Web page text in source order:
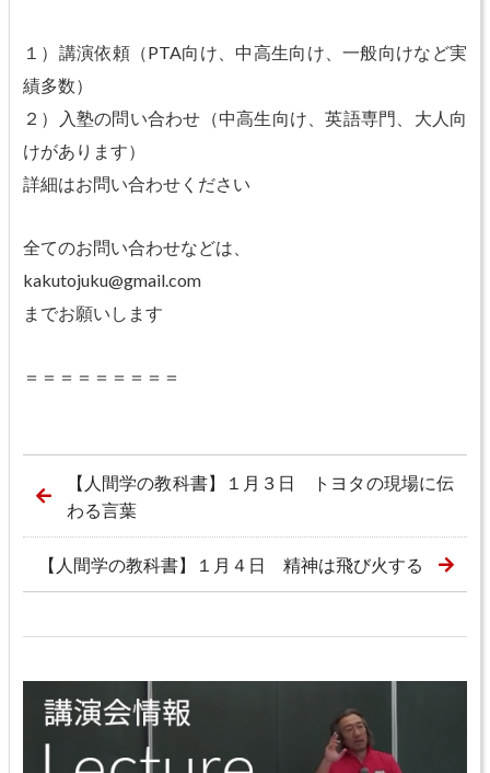
１）講演依頼（PTA向け、中高生向け、一般向けなど実
績多数）
２）入塾の問い合わせ（中高生向け、英語専門、大人向
けがあります）
詳細はお問い合わせください
全てのお問い合わせなどは、
kakutojuku@gmail.com
までお願いします
＝＝＝＝＝＝＝＝＝
【人間学の教科書】１月３日 トヨタの現場に伝
わる言葉
【人間学の教科書】１月４日 精神は飛び火する